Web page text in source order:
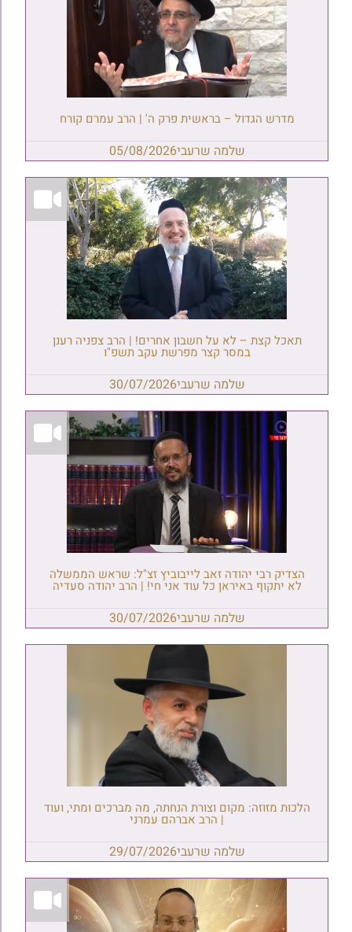
מדרש הגדול – בראשית פרק ה' | הרב עמרם קורח
שלמה שרעבי05/08/2026
תאכל קצת – לא על חשבון אחרים! | הרב צפניה רענן
במסר קצר מפרשת עקב תשפ"ו
שלמה שרעבי30/07/2026
הצדיק רבי יהודה זאב לייבוביץ זצ"ל: שראש הממשלה
לא יתקוף באיראן כל עוד אני חי! | הרב יהודה סעדיה
שלמה שרעבי30/07/2026
הלכות מזוזה: מקום וצורת הנחתה, מה מברכים ומתי, ועוד
| הרב אברהם עמרני
שלמה שרעבי29/07/2026